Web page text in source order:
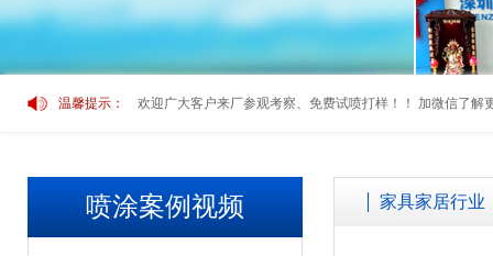
温馨提示：
欢迎广大客户来厂参观考察、免费试喷打样！！ 加微信了
欢迎广大客户来厂参观考察、免费试喷打样！！ 加微信了
喷涂案例视频 家具家居行业